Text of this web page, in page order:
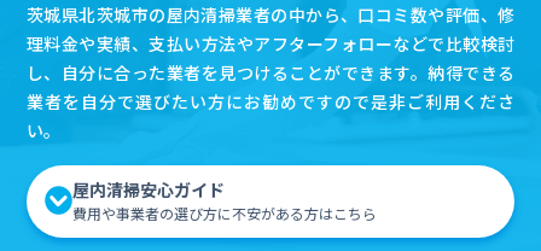
茨城県北茨城市の屋内清掃業者の中から、口コミ数や評価、修
理料金や実績、支払い方法やアフターフォローなどで比較検討
し、自分に合った業者を見つけることができます。納得できる
業者を自分で選びたい方にお勧めですので是非ご利用くださ
い。
屋内清掃安心ガイド
費用や事業者の選び方に不安がある方はこちら